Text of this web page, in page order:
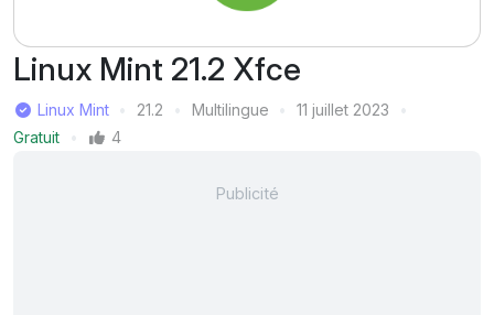
Linux Mint 21.2 Xfce
Éditeur
Linux Mint
Version
21.2
Langue
Multilingue
Dernière mise à jour
11 juillet 2023
Prix
Gratuit
4